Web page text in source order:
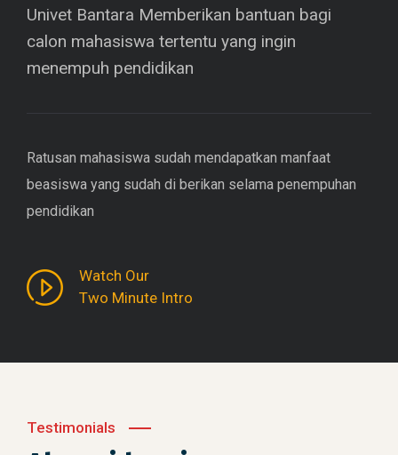
Univet Bantara Memberikan bantuan bagi
calon mahasiswa tertentu yang ingin
menempuh pendidikan
Ratusan mahasiswa sudah mendapatkan manfaat
beasiswa yang sudah di berikan selama penempuhan
pendidikan
Watch Our
Two Minute Intro
Testimonials